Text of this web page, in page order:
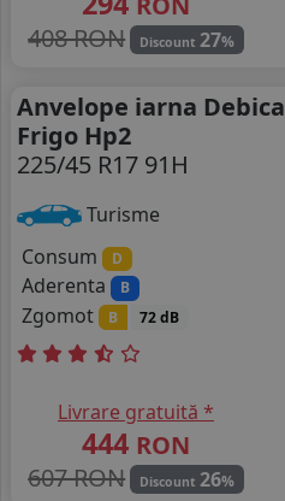
408 RON
Discount 27%
Anvelope iarna Debica
Frigo Hp2
225/45 R17 91H
Turisme
Consum
D
Aderenta B
Zgomot B 72 dB
Livrare gratuită *
444 RON
607 RON
Discount 26%